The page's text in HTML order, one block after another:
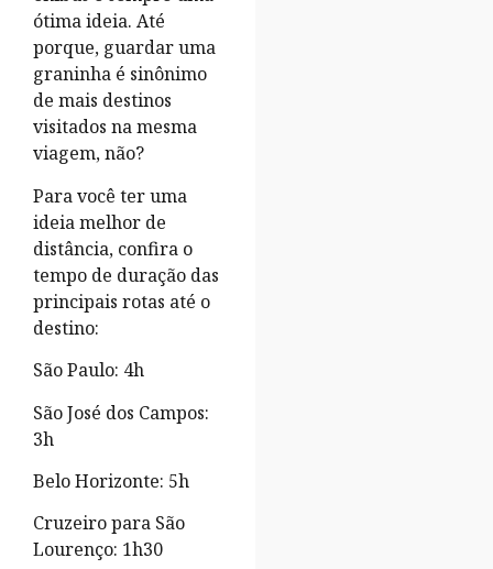
ótima ideia. Até
porque, guardar uma
graninha é sinônimo
de mais destinos
visitados na mesma
viagem, não?
Para você ter uma
ideia melhor de
distância, confira o
tempo de duração das
principais rotas até o
destino:
São Paulo: 4h
São José dos Campos:
3h
Belo Horizonte: 5h
Cruzeiro para São
Lourenço: 1h30